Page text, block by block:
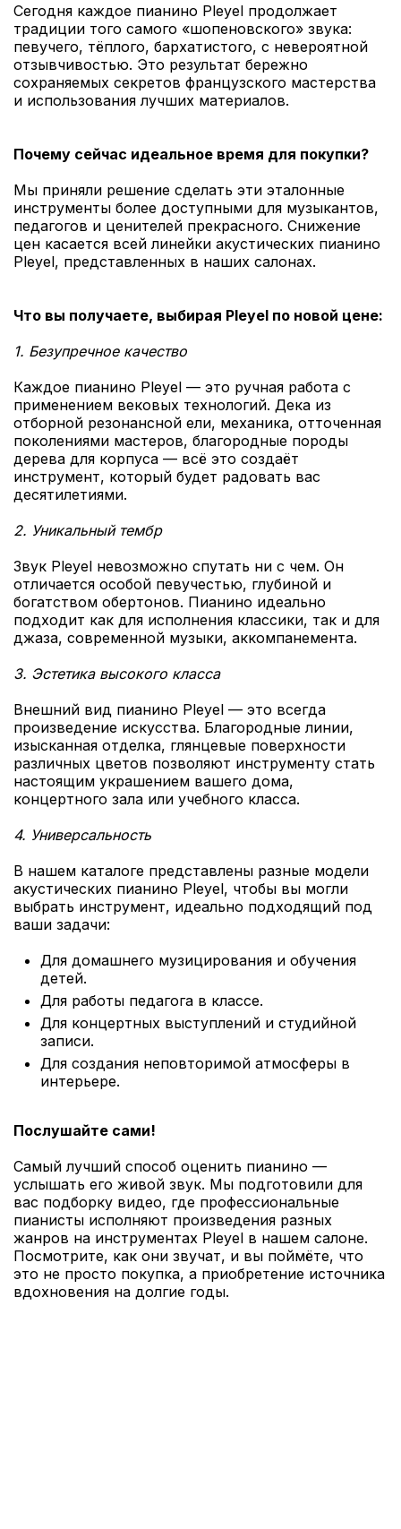
Сегодня каждое пианино Pleyel продолжает
традиции того самого «шопеновского» звука:
певучего, тёплого, бархатистого, с невероятной
отзывчивостью. Это результат бережно
сохраняемых секретов французского мастерства
и использования лучших материалов.
Почему сейчас идеальное время для покупки?
Мы приняли решение сделать эти эталонные
инструменты более доступными для музыкантов,
педагогов и ценителей прекрасного. Снижение
цен касается всей линейки акустических пианино
Pleyel, представленных в наших салонах.
Что вы получаете, выбирая Pleyel по новой цене:
1. Безупречное качество
Каждое пианино Pleyel — это ручная работа с
применением вековых технологий. Дека из
отборной резонансной ели, механика, отточенная
поколениями мастеров, благородные породы
дерева для корпуса — всё это создаёт
инструмент, который будет радовать вас
десятилетиями.
2. Уникальный тембр
Звук Pleyel невозможно спутать ни с чем. Он
отличается особой певучестью, глубиной и
богатством обертонов. Пианино идеально
подходит как для исполнения классики, так и для
джаза, современной музыки, аккомпанемента.
3. Эстетика высокого класса
Внешний вид пианино Pleyel — это всегда
произведение искусства. Благородные линии,
изысканная отделка, глянцевые поверхности
различных цветов позволяют инструменту стать
настоящим украшением вашего дома,
концертного зала или учебного класса.
4. Универсальность
В нашем каталоге представлены разные модели
акустических пианино Pleyel, чтобы вы могли
выбрать инструмент, идеально подходящий под
ваши задачи:
Для домашнего музицирования и обучения
детей.
Для работы педагога в классе.
Для концертных выступлений и студийной
записи.
Для создания неповторимой атмосферы в
интерьере.
Послушайте сами!
Самый лучший способ оценить пианино —
услышать его живой звук. Мы подготовили для
вас подборку видео, где профессиональные
пианисты исполняют произведения разных
жанров на инструментах Pleyel в нашем салоне.
Посмотрите, как они звучат, и вы поймёте, что
это не просто покупка, а приобретение источника
вдохновения на долгие годы.